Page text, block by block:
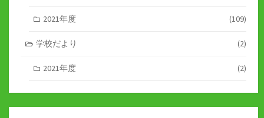
2021年度 (109)
学校だより (2)
2021年度 (2)